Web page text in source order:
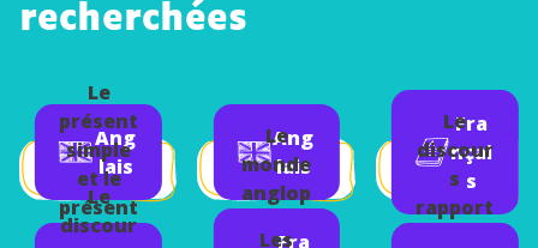
recherchées
Ang
lais
Le
présent
simple
et le
présent
progres
Le
discour
Ang
lais
Le
monde
anglop
Fra
Les
Fra
nçai
s
Le
discour
s
rapport